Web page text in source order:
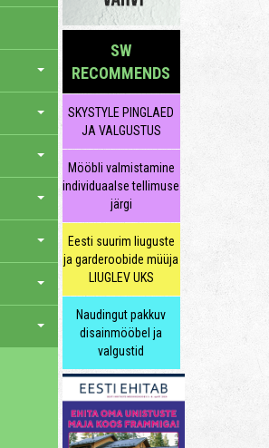
SW
RECOMMENDS
SKYSTYLE PINGLAED
JA VALGUSTUS
Mööbli valmistamine
individuaalse tellimuse
järgi
Eesti suurim liuguste
ja garderoobide müüja
LIUGLEV UKS
Naudingut pakkuv
disainmööbel ja
valgustid